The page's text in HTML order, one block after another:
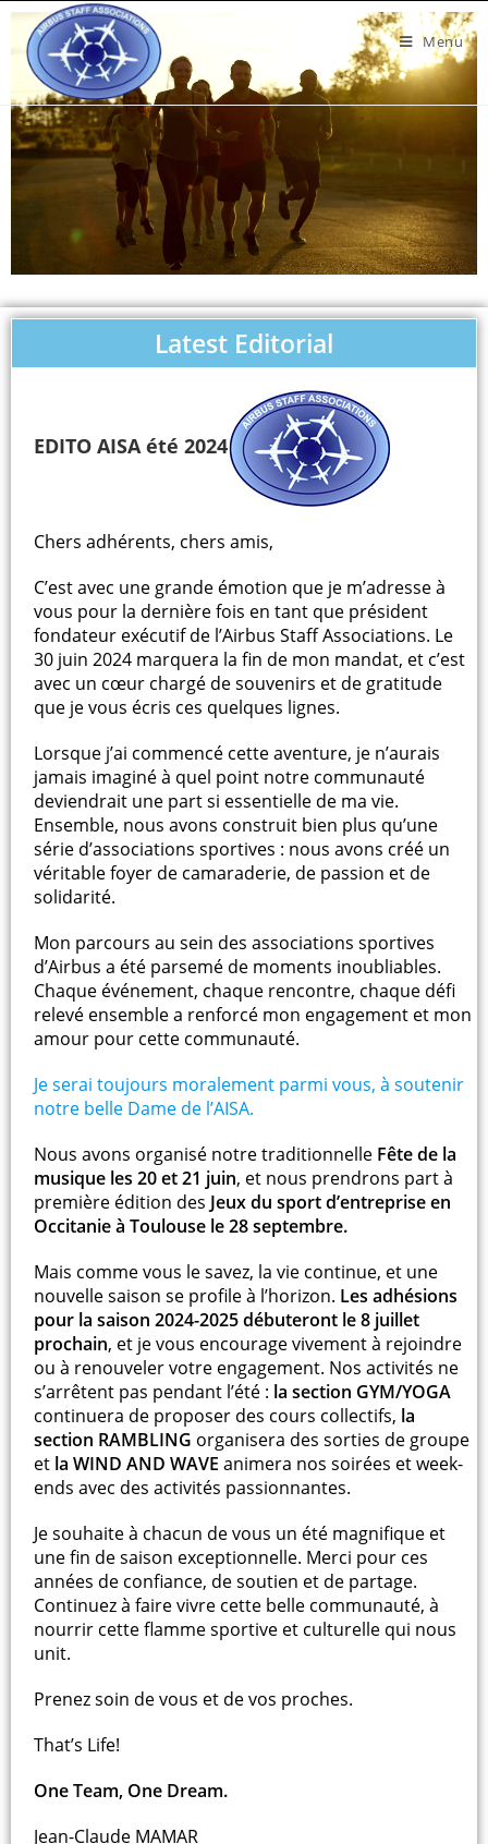
Menu
Latest Editorial
EDITO AISA été 2024
Chers adhérents, chers amis,
C’est avec une grande émotion que je m’adresse à
vous pour la dernière fois en tant que président
fondateur exécutif de l’Airbus Staff Associations. Le
30 juin 2024 marquera la fin de mon mandat, et c’est
avec un cœur chargé de souvenirs et de gratitude
que je vous écris ces quelques lignes.
Lorsque j’ai commencé cette aventure, je n’aurais
jamais imaginé à quel point notre communauté
deviendrait une part si essentielle de ma vie.
Ensemble, nous avons construit bien plus qu’une
série d’associations sportives : nous avons créé un
véritable foyer de camaraderie, de passion et de
solidarité.
Mon parcours au sein des associations sportives
d’Airbus a été parsemé de moments inoubliables.
Chaque événement, chaque rencontre, chaque défi
relevé ensemble a renforcé mon engagement et mon
amour pour cette communauté.
Je serai toujours moralement parmi vous, à soutenir
notre belle Dame de l’AISA.
Nous avons organisé notre traditionnelle Fête de la
musique les 20 et 21 juin, et nous prendrons part à
première édition des Jeux du sport d’entreprise en
Occitanie à Toulouse le 28 septembre.
Mais comme vous le savez, la vie continue, et une
nouvelle saison se profile à l’horizon. Les adhésions
pour la saison 2024-2025 débuteront le 8 juillet
prochain, et je vous encourage vivement à rejoindre
ou à renouveler votre engagement. Nos activités ne
s’arrêtent pas pendant l’été : la section GYM/YOGA
continuera de proposer des cours collectifs, la
section RAMBLING organisera des sorties de groupe
et la WIND AND WAVE animera nos soirées et week-
ends avec des activités passionnantes.
Je souhaite à chacun de vous un été magnifique et
une fin de saison exceptionnelle. Merci pour ces
années de confiance, de soutien et de partage.
Continuez à faire vivre cette belle communauté, à
nourrir cette flamme sportive et culturelle qui nous
unit.
Prenez soin de vous et de vos proches.
That’s Life!
One Team, One Dream.
Jean-Claude MAMAR